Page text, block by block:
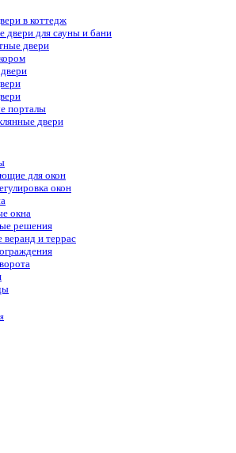
в коттедж
двери для сауны и бани
двери
порталы
двери
для окон
окон
окна
решения
веранд и террас